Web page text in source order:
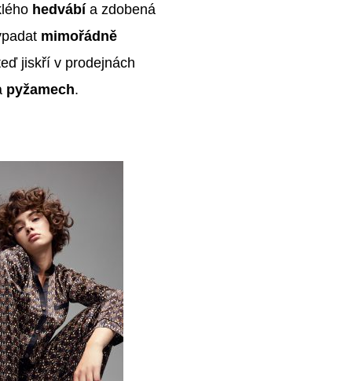
hedvábía zdobená
mimořádně
jiskří v prodejnách
pyžamech.